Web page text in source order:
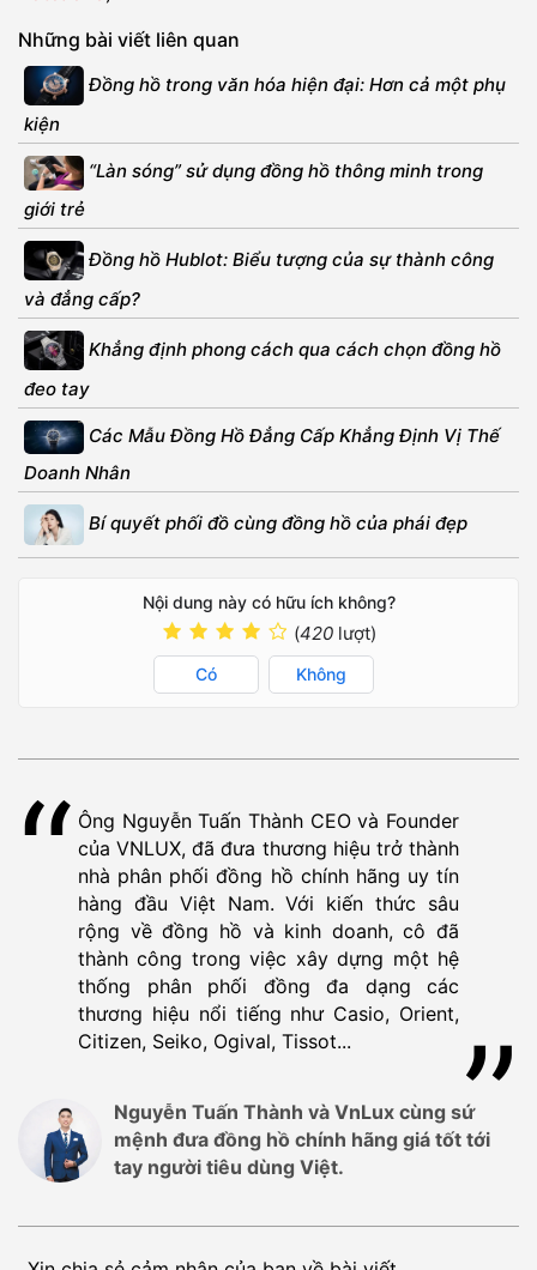
Những bài viết liên quan
Đồng hồ trong văn hóa hiện đại: Hơn cả một phụ
kiện
“Làn sóng” sử dụng đồng hồ thông minh trong
giới trẻ
Đồng hồ Hublot: Biểu tượng của sự thành công
và đẳng cấp?
Khẳng định phong cách qua cách chọn đồng hồ
đeo tay
Các Mẫu Đồng Hồ Đẳng Cấp Khẳng Định Vị Thế
Doanh Nhân
Bí quyết phối đồ cùng đồng hồ của phái đẹp
Nội dung này có hữu ích không?
(420lượt)
Có Không
Ông Nguyễn Tuấn Thành CEO và Founder
của VNLUX, đã đưa thương hiệu trở thành
nhà phân phối đồng hồ chính hãng uy tín
hàng đầu Việt Nam. Với kiến thức sâu
rộng về đồng hồ và kinh doanh, cô đã
thành công trong việc xây dựng một hệ
thống phân phối đồng đa dạng các
thương hiệu nổi tiếng như Casio, Orient,
Citizen, Seiko, Ogival, Tissot...
Nguyễn Tuấn Thành và VnLux cùng sứ
mệnh đưa đồng hồ chính hãng giá tốt tới
tay người tiêu dùng Việt.